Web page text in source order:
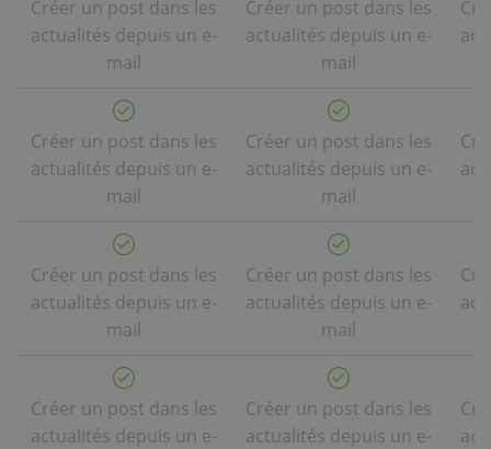
Créer un post dans les
actualités depuis un e-
mail
Créer un post dans les
actualités depuis un e-
mail
Créer un post dans les
actualités depuis un e-
mail
Créer un post dans les
actualités depuis un e-
mail
Créer un post dans les
actualités depuis un e-
mail
Créer un post dans les
actualités depuis un e-
mail
Créer un post dans les
actualités depuis un e-
Créer un post dans les
actualités depuis un e-